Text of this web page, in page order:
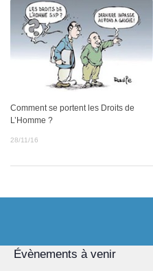
Comment se portent les Droits de
L’Homme ?
28/11/16
Évènements à venir